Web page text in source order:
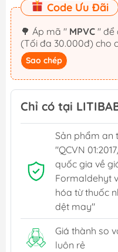
Code Ưu Đãi
🌳 Áp mã " MPVC " để
(Tối đa 30.000đ) cho
Sao chép
Chỉ có tại
Sản phẩm an
"QCVN
quốc gia về
Formaldehyt
hóa từ thuốc
dệt may"
Giá thành so
luôn rẻ